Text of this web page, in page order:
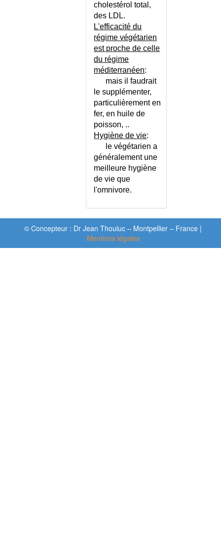
cholestérol total,
des LDL.
L'efficacité du
régime végétarien
est proche de celle
du régime
méditerranéen:
mais il faudrait
le supplémenter,
particulièrement en
fer, en huile de
poisson, ..
Hygiène de vie:
le végétarien a
généralement une
meilleure hygiène
de vie que
l'omnivore.
© Concepteur : Dr Jean Thouluc – Montpellier – France |
Mentions légales